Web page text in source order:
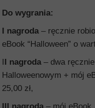
Do wygrania:
I nagroda – ręcznie
eBook “Halloween” o
II nagroda – dwa
Halloweenowym + mój
25,00 zł,
III nagroda – mój eBook